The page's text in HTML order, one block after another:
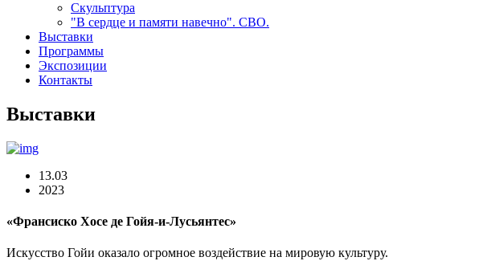
Скульптура
"В сердце и памяти навечно". СВО.
Выставки
Программы
Экспозиции
Контакты
Выставки
13.03
2023
«Франсиско Хосе де Гойя-и-Лусьянтес»
Искусство Гойи оказало огромное воздействие на мировую культуру.